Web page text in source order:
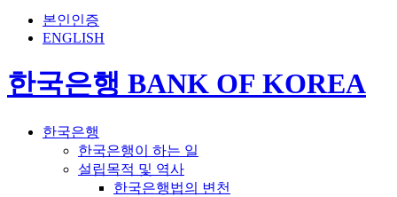
본인인증
ENGLISH
한국은행 BANK OF KOREA
한국은행
한국은행이 하는 일
설립목적 및 역사
한국은행법의 변천